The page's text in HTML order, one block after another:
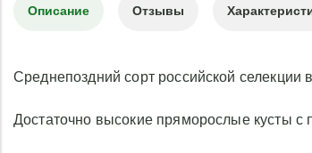
Описание Отзывы
Среднепоздний сорт российской
Достаточно высокие пряморослые кусты